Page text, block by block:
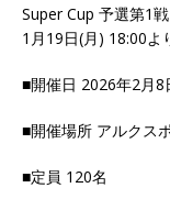
o
o
k
Super Cup 予選第1
1月19日(月) 18:00よ
■開催日 2026年2月8
■開催場所 アルクス
■定員 120名